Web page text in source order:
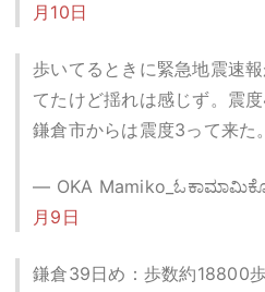
月10日
歩いてるときに緊急地震速
てたけど揺れは感じず。震
鎌倉市からは震度3って来た。
— OKA
月9日
鎌倉39日め：歩数約18800